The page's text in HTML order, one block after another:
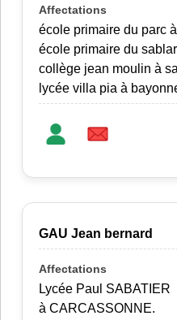
école primaire du parc
école primaire du
collège jean moulin à
lycée villa pia à
GAU Jean bernard
Lycée Paul SABATIER
à CARCASSONNE.